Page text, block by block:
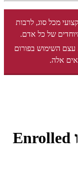
מכל סוג, לרבות
של כל אדם.
עצם השימוש בפורום
אלה.
מחפש המלצה לרו״ח או Enrolled